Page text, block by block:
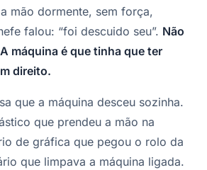
mão dormente, sem força,
falou: “foi descuido seu”. Não
máquina é que tinha que ter
direito.
que a máquina desceu sozinha.
que prendeu a mão na
de gráfica que pegou o rolo da
que limpava a máquina ligada.